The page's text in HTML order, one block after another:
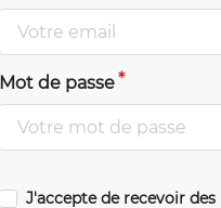
Mot de passe
J'accepte de recevoir